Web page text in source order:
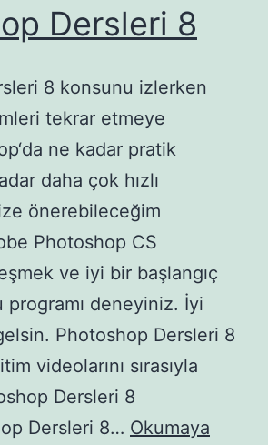
Dersleri 8
8 konsunu izlerken
tekrar etmeye
ne kadar pratik
daha çok hızlı
önerebileceğim
Photoshop CS
ve iyi bir başlangıç
deneyiniz. İyi
Photoshop Dersleri 8
videolarını sırasıyla
Dersleri 8
Dersleri 8… Okumaya